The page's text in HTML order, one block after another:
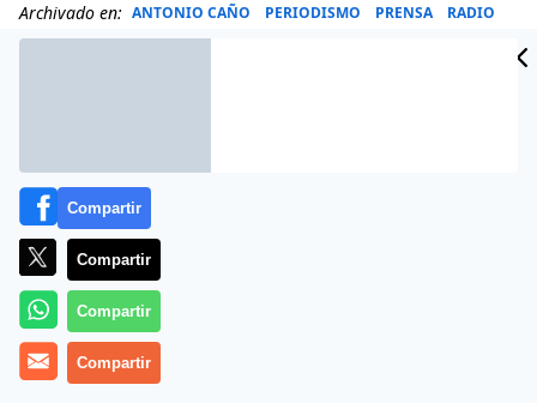
Archivado en: ANTONIO CAÑO PERIODISMO PRENSA RADIO
Compartir
Compartir
Compartir
Compartir